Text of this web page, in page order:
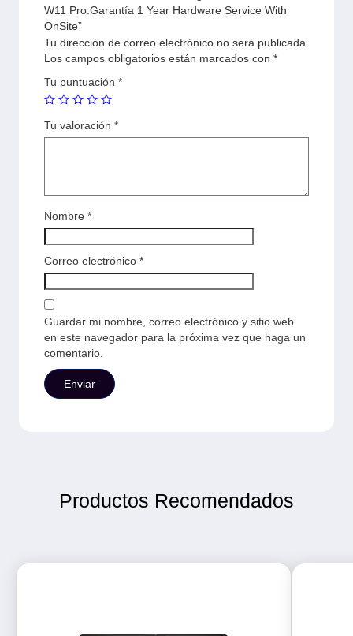
W11 Pro.Garantía 1 Year Hardware Service With
OnSite”
Tu dirección de correo electrónico no será publicada.
Los campos obligatorios están marcados con *
Tu puntuación *
Tu valoración *
Nombre *
Correo electrónico *
Guardar mi nombre, correo electrónico y sitio web
en este navegador para la próxima vez que haga un
comentario.
Productos Recomendados